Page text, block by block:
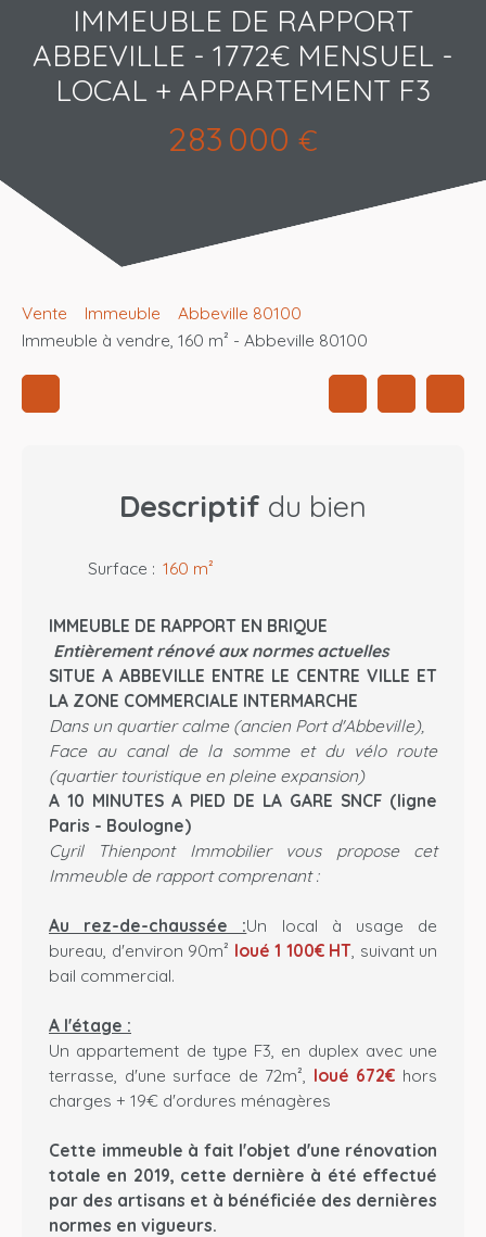
IMMEUBLE DE RAPPORT
ABBEVILLE - 1772€ MENSUEL -
LOCAL + APPARTEMENT F3
283 000 €
Vente Immeuble
Abbeville 80100
Immeuble à vendre, 160 m² - Abbeville 80100
Descriptif du bien
Surface : 160 m²
IMMEUBLE DE RAPPORT EN BRIQUE
Entièrement rénové aux normes actuelles
SITUE A ABBEVILLE ENTRE LE CENTRE VILLE ET
LA ZONE COMMERCIALE INTERMARCHE
Dans un quartier calme (ancien Port d'Abbeville),
Face au canal de la somme et du vélo route
(quartier touristique en pleine expansion)
A 10 MINUTES A PIED DE LA GARE SNCF (ligne
Paris - Boulogne)
Cyril Thienpont Immobilier vous propose cet
Immeuble de rapport comprenant :
Au rez-de-chaussée :Un local à usage de
bureau, d'environ 90m² loué 1 100€ HT , suivant un
bail commercial.
A l'étage :
Un appartement de type F3, en duplex avec une
terrasse, d'une surface de 72m², loué 672€ hors
charges + 19€ d'ordures ménagères
Cette immeuble à fait l'objet d'une rénovation
totale en 2019, cette dernière à été effectué
par des artisans et à bénéficiée des dernières
normes en vigueurs.